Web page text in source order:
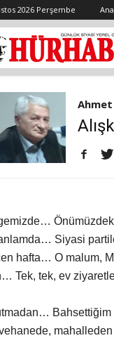
2026 Perşembe
Siyasi
hafta… O malum,
Tek, tek, ev
Bahsettiğim